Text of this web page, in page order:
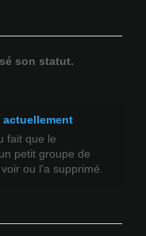
son statut.
actuellement
fait que le
petit groupe de
ou l’a supprimé.